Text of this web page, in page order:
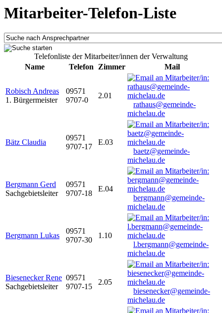
Mitarbeiter-Telefon-Liste
Telefonliste der Mitarbeiter/innen der Verwaltung
Name
Telefon Zimmer Mail
Robisch Andreas
1. Bürgermeister
09571
9707-0
2.01
rathaus@gemeinde-
michelau.de
Bätz Claudia
09571
9707-17
E.03
baetz@gemeinde-
michelau.de
Bergmann Gerd
Sachgebietsleiter
09571
9707-18
E.04
bergmann@gemeinde-
michelau.de
Bergmann Lukas
09571
9707-30
1.10
l.bergmann@gemeinde-
michelau.de
Biesenecker Rene
Sachgebietsleiter
09571
9707-15
2.05
biesenecker@gemeinde-
michelau.de